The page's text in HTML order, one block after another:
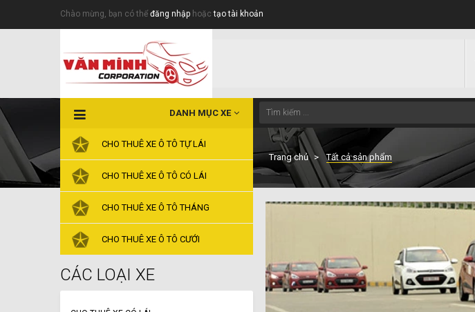
Chào mừng, bạn có thể đăng nhập hoặctạo tài khoản
DANH MỤC XE
CHO THUÊ XE Ô TÔ TỰ LÁI
CHO THUÊ XE Ô TÔ CÓ LÁI
CHO THUÊ XE Ô TÔ THÁNG
CHO THUÊ XE Ô TÔ CƯỚI
Trang chủ Tất cả sản phẩm
CÁC LOẠI XE